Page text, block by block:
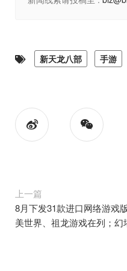
新天龙八部 手游
上一篇
8月下发31款进口网络游戏
美世界、祖龙游戏在列；